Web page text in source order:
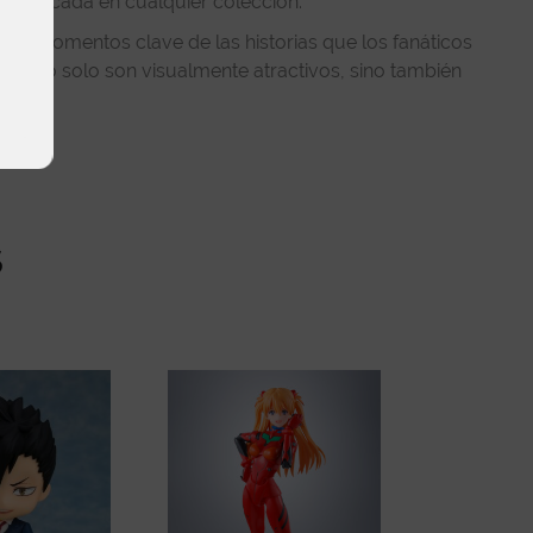
momentos clave de las historias que los fanáticos
no solo son visualmente atractivos, sino también